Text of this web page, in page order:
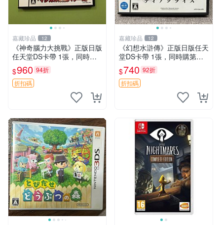
嘉藏珍品 12
《神奇腦力大挑戰》正版日版
任天堂DS卡帶 1張，同時購
第二張起可減張， 成色如
圖，原相機拍攝，一卡一拍，
因相機，光線環境等因素，成
色可能與實物略微不同
$960 94折
折扣碼
嘉藏珍品 12
《幻想水滸傳》正版日版任天
堂DS卡帶 1張，同時購第二
張起可減張， 成色如圖，原
相機拍攝，一卡一拍，因相
機，光線環境等因素，成色可
能與實物略微不同，有
$740 92折
折扣碼